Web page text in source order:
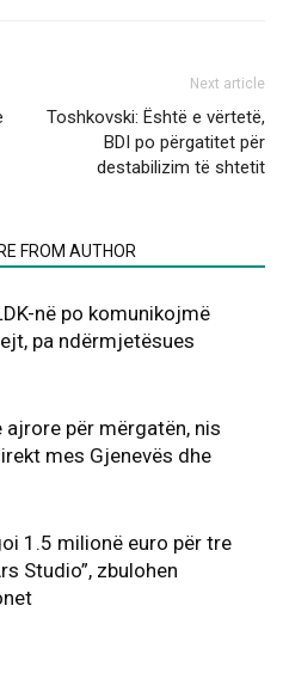
Next article
Toshkovski: Është e vërtetë,
BDI po përgatitet për
destabilizim të shtetit
FROM AUTHOR
në po komunikojmë
pa ndërmjetësues
ajrore për mërgatën, nis
mes Gjenevës dhe
1.5 milionë euro për tre
Studio”, zbulohen